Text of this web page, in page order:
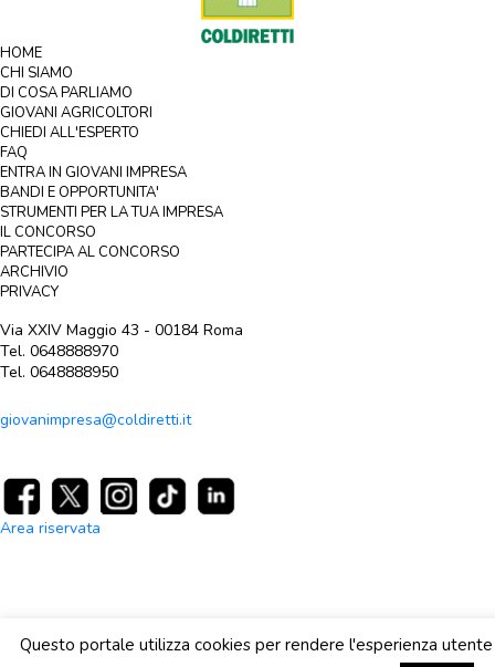
HOME
CHI SIAMO
DI COSA PARLIAMO
GIOVANI AGRICOLTORI
CHIEDI ALL'ESPERTO
FAQ
ENTRA IN GIOVANI IMPRESA
BANDI E OPPORTUNITA'
STRUMENTI PER LA TUA IMPRESA
IL CONCORSO
PARTECIPA AL CONCORSO
ARCHIVIO
PRIVACY
Via XXIV Maggio 43 - 00184 Roma
Tel. 0648888970
Tel. 0648888950
giovanimpresa@coldiretti.it
Area riservata
Questo portale utilizza cookies per rendere l'esperienza utente